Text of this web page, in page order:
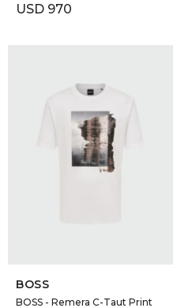
USD 970
BOSS
BOSS - Remera C-Taut Print